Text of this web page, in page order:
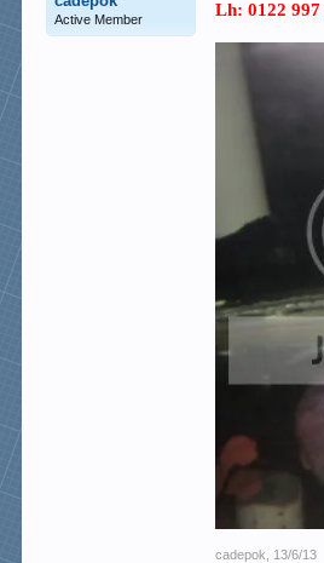
Active Member
Lh: 0122
cadepok 13/6/13